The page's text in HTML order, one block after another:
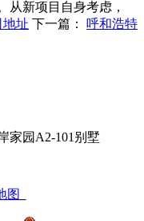
从新项目自身考虑，
地址 下一篇： 呼和浩特
家园A2-101别墅
图